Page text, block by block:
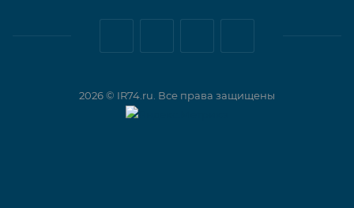
2026 © IR74.ru. Все права защищены